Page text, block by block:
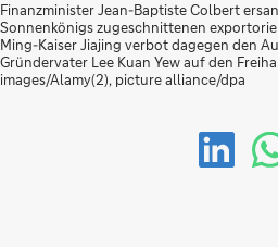
Finanzminister Jean-Baptiste Colbert
Sonnenkönigs zugeschnittenen
Ming-Kaiser Jiajing verbot dagegen den
Gründervater Lee Kuan Yew auf den
images/Alamy(2), picture alliance/dpa